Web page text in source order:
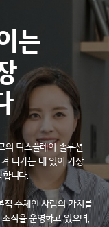
는
의 디스플레이 솔루션
나가는 데 있어 가장
니다.
적 주체인 사람의 가치를
직을 운영하고 있으며,